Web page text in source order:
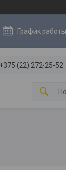
График работы
+375 (22) 272-25-52